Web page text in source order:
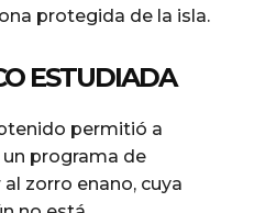
protegida de la isla.
ESTUDIADA
permitió a
programa de
zorro enano, cuya